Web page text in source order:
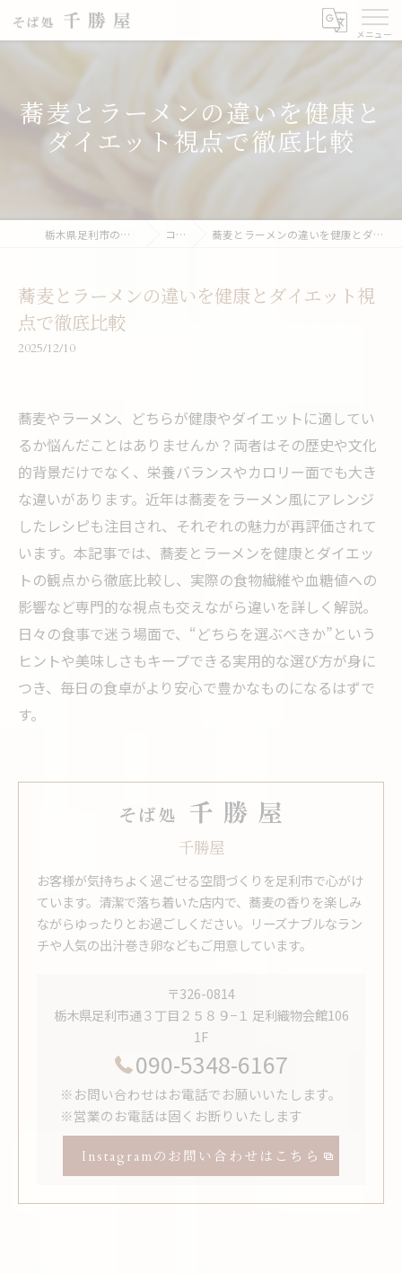
蕎麦とラーメンの違いを健康と
ダイエット視点で徹底比較
栃木県足利市の蕎麦なら千勝屋 コラム 蕎麦とラーメンの違いを健康とダイエット視点で徹底比較
蕎麦とラーメンの違いを健康とダイエット視
点で徹底比較
2025/12/10
蕎麦やラーメン、どちらが健康やダイエットに適してい
るか悩んだことはありませんか？両者はその歴史や文化
的背景だけでなく、栄養バランスやカロリー面でも大き
な違いがあります。近年は蕎麦をラーメン風にアレンジ
したレシピも注目され、それぞれの魅力が再評価されて
います。本記事では、蕎麦とラーメンを健康とダイエッ
トの観点から徹底比較し、実際の食物繊維や血糖値への
影響など専門的な視点も交えながら違いを詳しく解説。
日々の食事で迷う場面で、“どちらを選ぶべきか”という
ヒントや美味しさもキープできる実用的な選び方が身に
つき、毎日の食卓がより安心で豊かなものになるはずで
す。
千勝屋
お客様が気持ちよく過ごせる空間づくりを足利市で心がけ
ています。清潔で落ち着いた店内で、蕎麦の香りを楽しみ
ながらゆったりとお過ごしください。リーズナブルなラン
チや人気の出汁巻き卵などもご用意しています。
〒326-0814
栃木県足利市通３丁目２５８９−１ 足利織物会館106
1F
090-5348-6167
※お問い合わせはお電話でお願いいたします。
※営業のお電話は固くお断りいたします
Instagramのお問い合わせはこちら